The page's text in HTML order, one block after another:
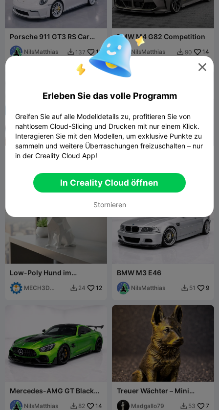
Porsche 911 GT3 RS Car
Model Racing Car .3mf
NilsMatthias  137 16
BMW M4 G82 Competition
NilsMatthias  90 14
Chase (Paw Patrol)

Low-Poly Hund im
geometrischen Stil –
Deutscher Schäferhund
MECH3D
 24 12
BMW M3 E46
NilsMatthias  51 9
Mercedes-AMG GT Black
Series
NilsMatthias  82 14
Treuer Wächter – Mini
Schäferhund 3D-Druck
Madgallo79  53 7

Erleben Sie das volle Programm
Greifen Sie auf alle Modelldetails zu, profitieren Sie von
nahtlosem Cloud-Slicing und Drucken mit nur einem Klick.
Interagieren Sie mit den Modellen, um exklusive Punkte zu
sammeln und weitere Überraschungen freizuschalten – nur
in der Creality Cloud App!
In Creality Cloud öffnen
Stornieren